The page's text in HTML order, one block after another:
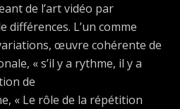
de l’art vidéo par
différences. L’un comme
œuvre cohérente de
« s’il y a rythme, il y a
de
« Le rôle de la répétition